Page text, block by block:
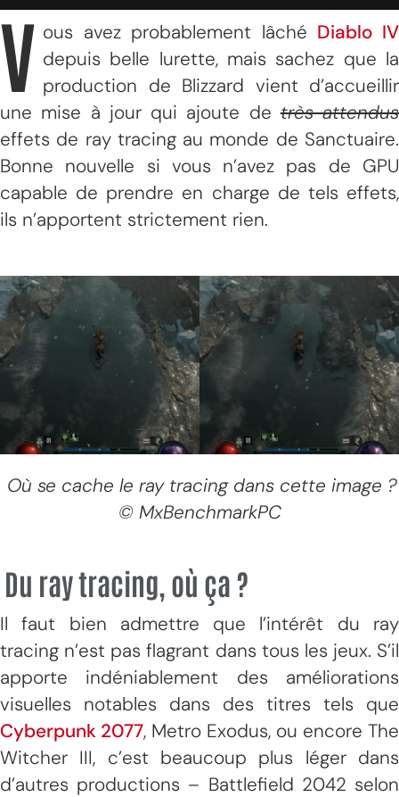
V ous avez probablement lâché Diablo IV
depuis belle lurette, mais sachez que la
production de Blizzard vient d’accueillir
une mise à jour qui ajoute detrès attendus
effets de ray tracing au monde de Sanctuaire.
Bonne nouvelle si vous n’avez pas de GPU
capable de prendre en charge de tels effets,
ils n’apportent strictement rien.
Où se cache le ray tracing dans cette image ?
© MxBenchmarkPC
Du ray tracing, où ça ?
Il faut bien admettre que l’intérêt du ray
tracing n’est pas flagrant dans tous les jeux. S’il
apporte indéniablement des améliorations
visuelles notables dans des titres tels que
Cyberpunk 2077, Metro Exodus, ou encore The
Witcher III, c’est beaucoup plus léger dans
d’autres productions – Battlefield 2042 selon